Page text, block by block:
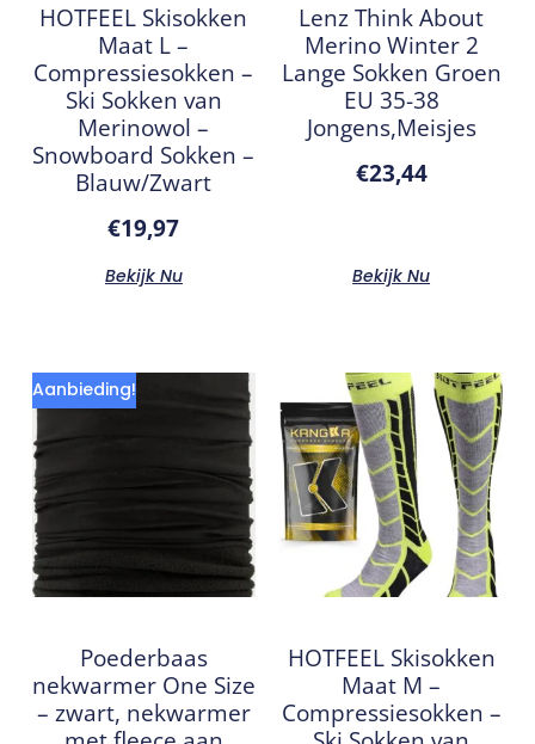
HOTFEEL Skisokken
Maat L –
Compressiesokken –
Ski Sokken van
Merinowol –
Snowboard Sokken –
Blauw/Zwart
€19,97
Bekijk Nu
Lenz Think About
Merino Winter 2
Lange Sokken Groen
EU 35-38
Jongens,Meisjes
€23,44
Bekijk Nu
Aanbieding!
Poederbaas
nekwarmer One Size
– zwart, nekwarmer
HOTFEEL Skisokken
Maat M –
Compressiesokken –